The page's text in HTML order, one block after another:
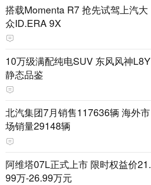
搭载Momenta R7 抢先试驾上汽大
众ID.ERA 9X
10万级满配纯电SUV 东风风神L8Y
静态品鉴
北汽集团7月销售117636辆 海外市
场销量29148辆
阿维塔07L正式上市 限时权益价21.
99万-26.99万元